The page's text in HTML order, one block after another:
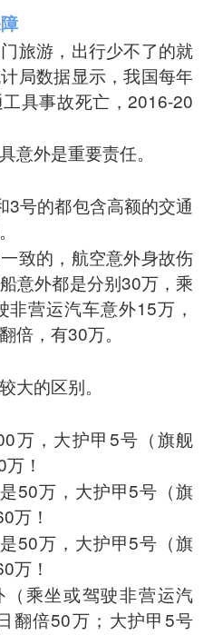
旅游，出行少不了的就
局数据显示，我国每年
具事故死亡，2016-20
意外是重要责任。
3号的都包含高额的交通
致的，航空意外身故伤
意外都是分别30万，乘
营运汽车意外15万，
倍，有30万。
大的区别。
万，大护甲5号（旗舰
！
50万，大护甲5号（旗
万！
50万，大护甲5号（旗
万！
乘坐或驾驶非营运汽
翻倍50万；大护甲5号